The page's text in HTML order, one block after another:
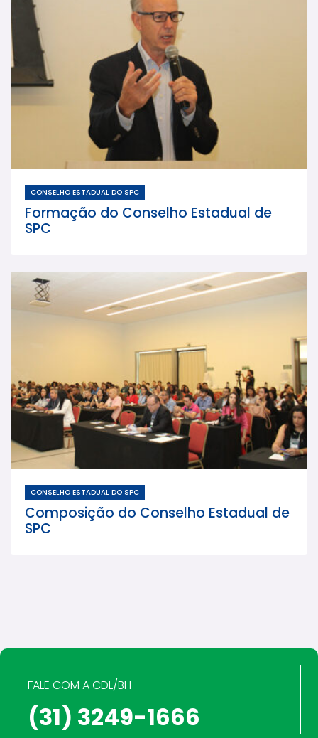
CONSELHO ESTADUAL DO SPC
Formação do Conselho Estadual de
SPC
CONSELHO ESTADUAL DO SPC
Composição do Conselho Estadual de
SPC
FALE COM A CDL/BH
(31) 3249-1666